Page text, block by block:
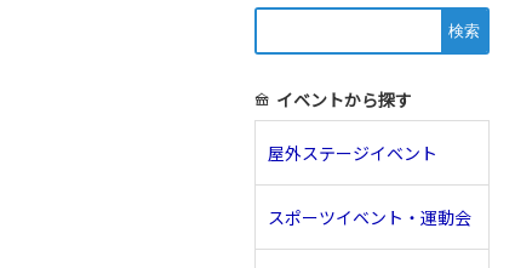
索:
festival イベントから探す
屋外ステージイベント
スポーツイベント・運動会